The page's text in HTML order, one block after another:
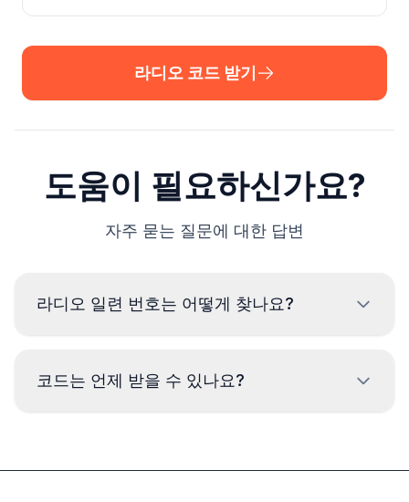
라디오 코드 받기
도움이 필요하신가요?
자주 묻는 질문에 대한 답변
라디오 일련 번호는 어떻게 찾나요?
의 라벨에서 코드를 확인해야 합니다. 주로 바코드 위나 아
코드는 언제 받을 수 있나요?